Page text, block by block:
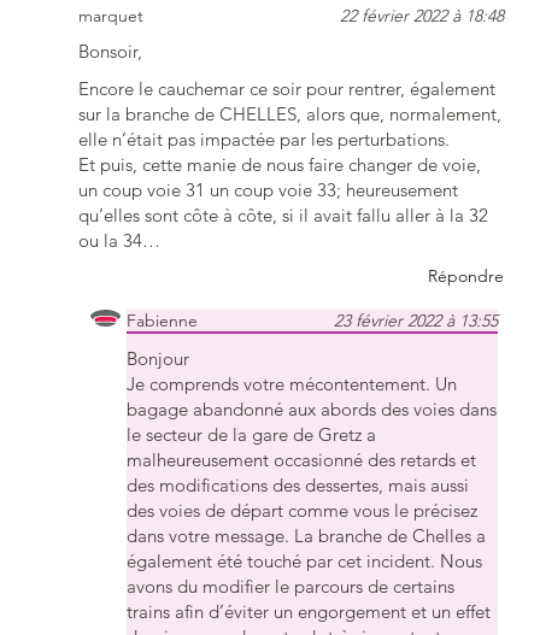
marquet 22 février 2022 à 18:48
Bonsoir,
Encore le cauchemar ce soir pour rentrer, également
sur la branche de CHELLES, alors que, normalement,
elle n’était pas impactée par les perturbations.
Et puis, cette manie de nous faire changer de voie,
un coup voie 31 un coup voie 33; heureusement
qu’elles sont côte à côte, si il avait fallu aller à la 32
ou la 34…
Répondre
Fabienne 23 février 2022 à 13:55
Bonjour
Je comprends votre mécontentement. Un
bagage abandonné aux abords des voies dans
le secteur de la gare de Gretz a
malheureusement occasionné des retards et
des modifications des dessertes, mais aussi
des voies de départ comme vous le précisez
dans votre message. La branche de Chelles a
également été touché par cet incident. Nous
avons du modifier le parcours de certains
trains afin d’éviter un engorgement et un effet